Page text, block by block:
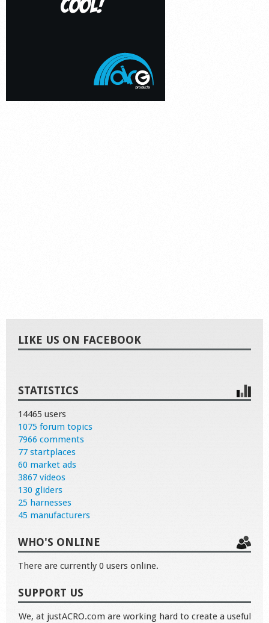
LIKE US ON FACEBOOK
STATISTICS
14465 users
1075 forum topics
7966 comments
77 startplaces
60 market ads
3867 videos
130 gliders
25 harnesses
45 manufacturers
WHO'S ONLINE
There are currently 0 users online.
SUPPORT US
We, at justACRO.com are working hard to create a useful